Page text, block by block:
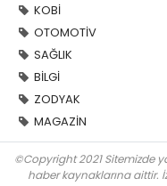
KOBİ
OTOMOTİV
SAĞLIK
BİLGİ
ZODYAK
MAGAZİN
©Copyright 2021 Sitemizde
haber kaynaklarına aittir.